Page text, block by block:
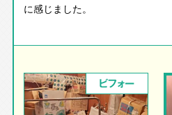
に感じました。
ビフォー